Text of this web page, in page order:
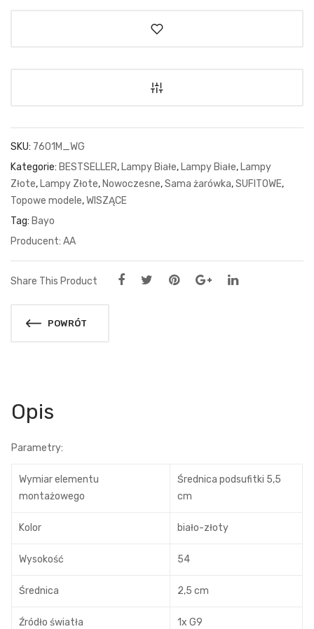
SKU: 7601M_WG
Kategorie: BESTSELLER, Lampy Białe, Lampy Białe, Lampy
Złote, Lampy Złote, Nowoczesne,Sama żarówka,SUFITOWE,
Topowe modele,WISZĄCE
Tag: Bayo
AA
Share This Product
POWRÓT
Opis
Parametry:
Wymiar elementu
montażowego
Średnica podsufitki 5,5
cm
Kolor biało-złoty
Wysokość 54
Średnica 2,5 cm
Źródło światła 1x G9